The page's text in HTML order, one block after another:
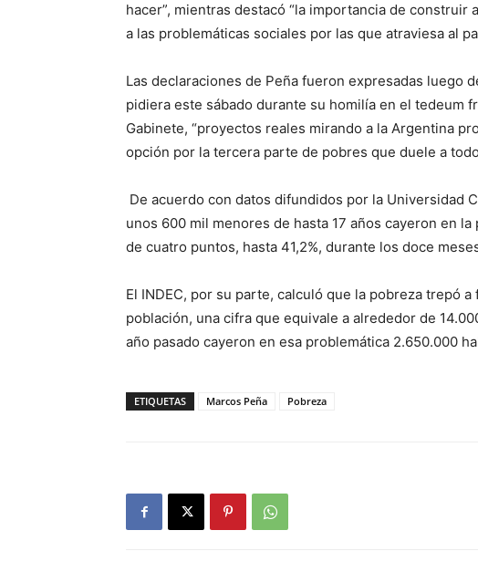
hacer”, mientras destacó “la importancia de
a las problemáticas sociales por las que atraviesa al
Las declaraciones de Peña fueron expresadas luego
pidiera este sábado durante su homilía en el tedeum
Gabinete, “proyectos reales mirando a la Argentina
opción por la tercera parte de pobres que duele a
De acuerdo con datos difundidos por la Universidad
unos 600 mil menores de hasta 17 años cayeron en
de cuatro puntos, hasta 41,2%, durante los doce
El INDEC, por su parte, calculó que la pobreza trepó
población, una cifra que equivale a alrededor de
año pasado cayeron en esa problemática 2.650.000
ETIQUETAS Marcos Peña Pobreza